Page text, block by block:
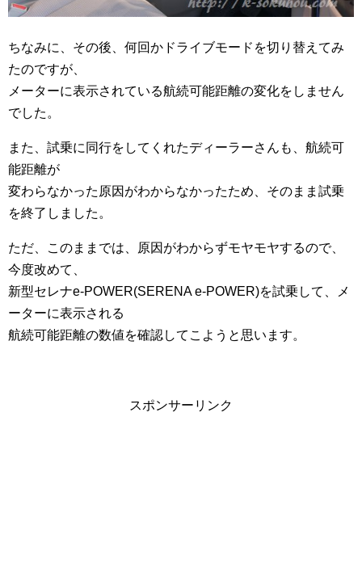
ちなみに、その後、何回かドライブモードを切り替えてみ
たのですが、
メーターに表示されている航続可能距離の変化をしません
でした。
また、試乗に同行をしてくれたディーラーさんも、航続可
能距離が
変わらなかった原因がわからなかったため、そのまま試乗
を終了しました。
ただ、このままでは、原因がわからずモヤモヤするので、
今度改めて、
新型セレナe-POWER(SERENA e-POWER)を試乗して、メ
ーターに表示される
航続可能距離の数値を確認してこようと思います。
スポンサーリンク